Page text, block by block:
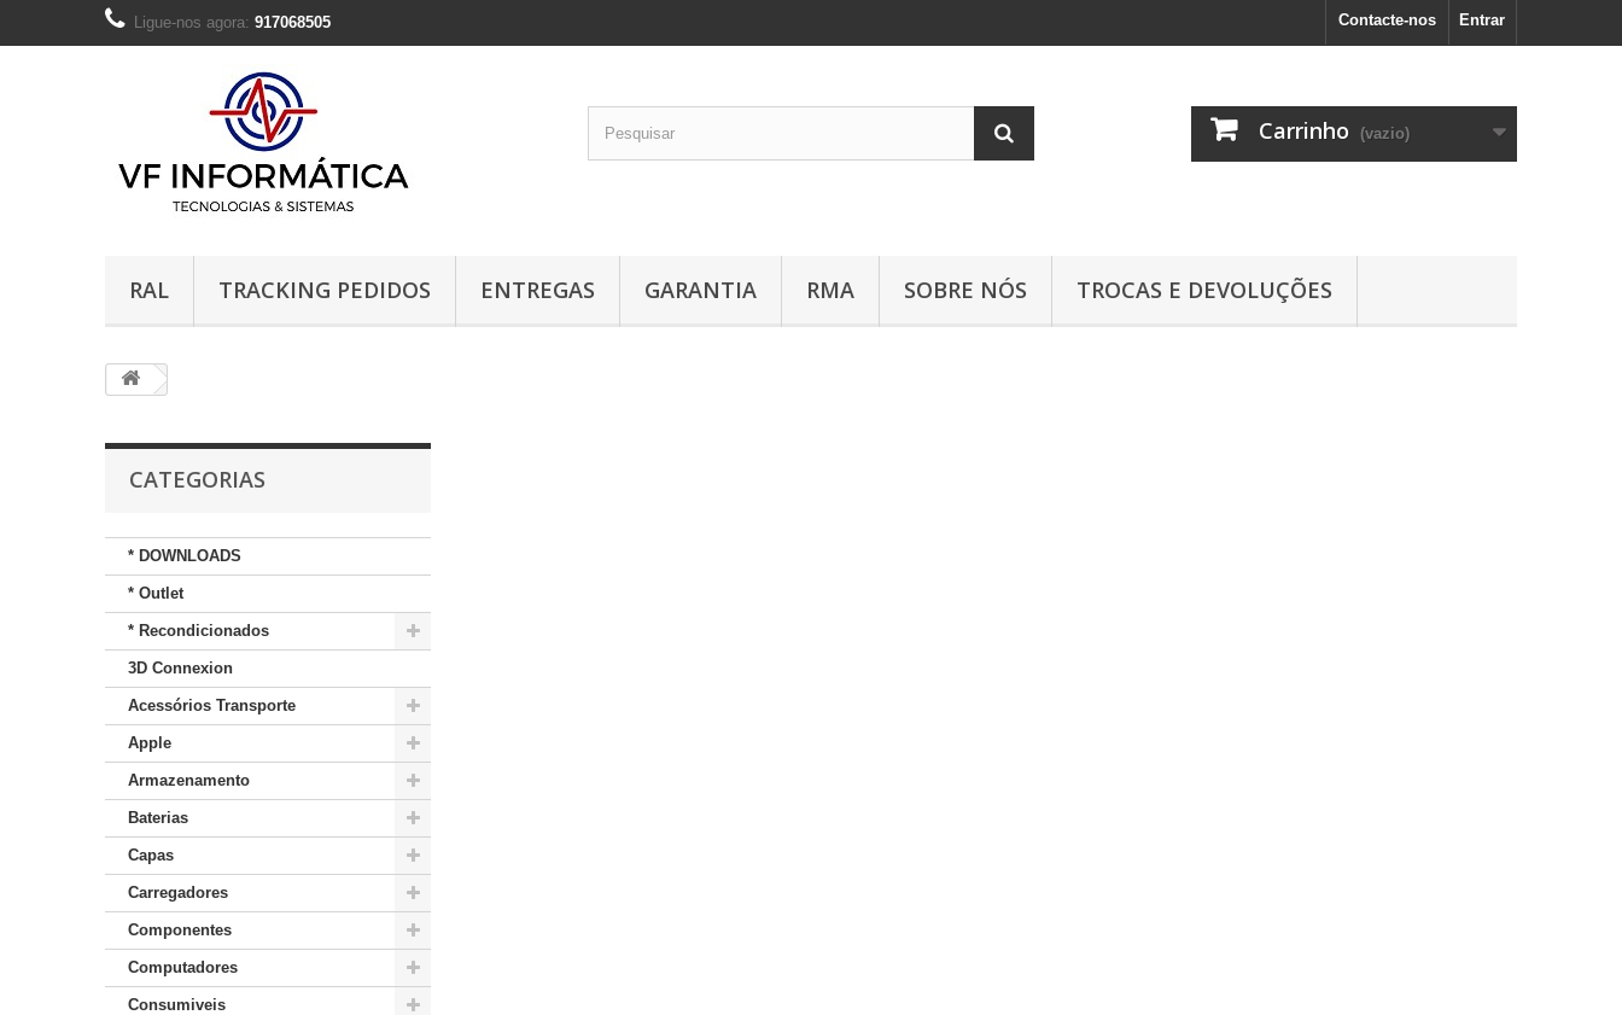
Entrar
Contacte-nos
Ligue-nos agora: 917068505
Carrinho (vazio)
RAL TRACKING PEDIDOS ENTREGAS GARANTIA RMA SOBRE NÓS TROCAS E DEVOLUÇÕES
CATEGORIAS
* DOWNLOADS
* Outlet
* Recondicionados
3D Connexion
Acessórios Transporte
Apple
Armazenamento
Baterias
Capas
Carregadores
Componentes
Computadores
Consumiveis